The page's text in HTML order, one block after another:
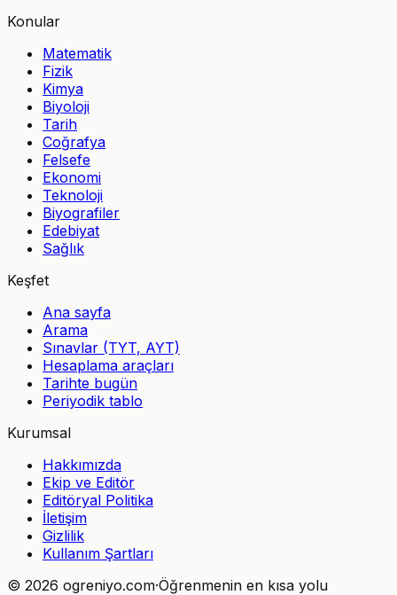
Konular
Matematik
Fizik
Kimya
Biyoloji
Tarih
Coğrafya
Felsefe
Ekonomi
Teknoloji
Biyografiler
Edebiyat
Sağlık
Keşfet
Ana sayfa
Arama
Sınavlar (TYT, AYT)
Hesaplama araçları
Tarihte bugün
Periyodik tablo
Kurumsal
Hakkımızda
Ekip ve Editör
Editöryal Politika
İletişim
Gizlilik
Kullanım Şartları
© 2026 ogreniyo.com·Öğrenmenin en kısa yolu